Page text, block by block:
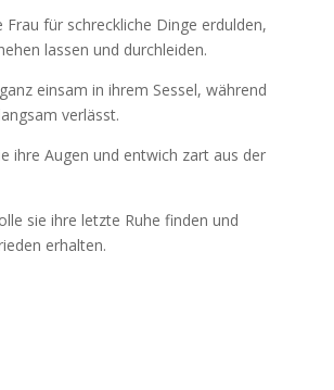
Frau für schreckliche Dinge erdulden,
lassen und durchleiden.
einsam in ihrem Sessel, während
verlässt.
ihre Augen und entwich zart aus der
sie ihre letzte Ruhe finden und
erhalten.